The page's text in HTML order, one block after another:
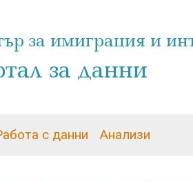
към
за имиграция и
за данни
с данни Анализи